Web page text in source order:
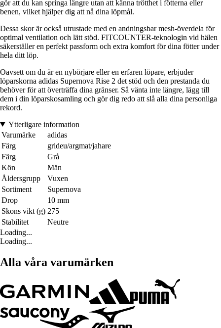
gör att du kan springa längre utan att känna trötthet i fötterna eller
benen, vilket hjälper dig att nå dina löpmål.
Dessa skor är också utrustade med en andningsbar mesh-överdela för
optimal ventilation och lätt stöd. FITCOUNTER-teknologin vid hälen
säkerställer en perfekt passform och extra komfort för dina fötter under
hela ditt löp.
Oavsett om du är en nybörjare eller en erfaren löpare, erbjuder
löparskorna adidas Supernova Rise 2 det stöd och den prestanda du
behöver för att överträffa dina gränser. Så vänta inte längre, lägg till
dem i din löparskosamling och gör dig redo att slå alla dina personliga
rekord.
Ytterligare information
Varumärke
adidas
Färg
grideu/argmat/jahare
Färg
Grå
Kön
Män
Åldersgrupp
Vuxen
Sortiment
Supernova
Drop
10 mm
Skons vikt (g) 275
Stabilitet
Neutre
Loading...
Loading...
Alla våra varumärken